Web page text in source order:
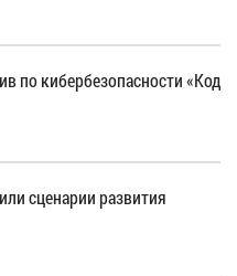
по кибербезопасности «Код
сценарии развития